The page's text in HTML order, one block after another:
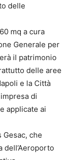
delle
mq a cura
Generale per
il patrimonio
delle aree
e la Città
di
applicate ai
che
dell’Aeroporto